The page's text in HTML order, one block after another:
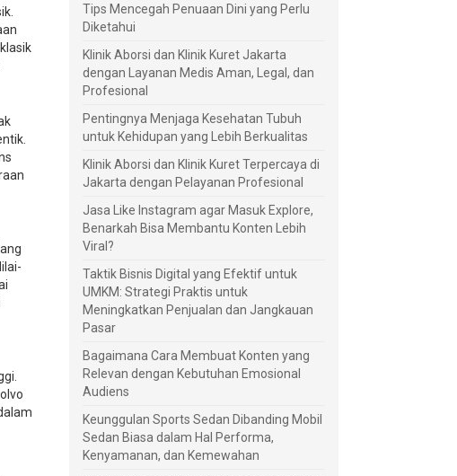
Tips Mencegah Penuaan Dini yang Perlu
Diketahui
Klinik Aborsi dan Klinik Kuret Jakarta
dengan Layanan Medis Aman, Legal, dan
Profesional
Pentingnya Menjaga Kesehatan Tubuh
untuk Kehidupan yang Lebih Berkualitas
Klinik Aborsi dan Klinik Kuret Terpercaya di
Jakarta dengan Pelayanan Profesional
Jasa Like Instagram agar Masuk Explore,
Benarkah Bisa Membantu Konten Lebih
Viral?
Taktik Bisnis Digital yang Efektif untuk
UMKM: Strategi Praktis untuk
Meningkatkan Penjualan dan Jangkauan
Pasar
Bagaimana Cara Membuat Konten yang
Relevan dengan Kebutuhan Emosional
Audiens
Keunggulan Sports Sedan Dibanding Mobil
Sedan Biasa dalam Hal Performa,
Kenyamanan, dan Kemewahan